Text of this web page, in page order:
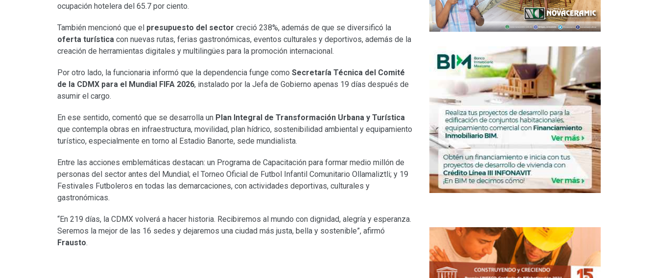
ocupación hotelera del 65.7 por ciento.
También mencionó que el presupuesto del sector creció 238%, además de que se diversificó la
oferta turística con nuevas rutas, ferias gastronómicas, eventos culturales y deportivos, además de la
creación de herramientas digitales y multilingües para la promoción internacional.
Por otro lado, la funcionaria informó que la dependencia funge como Secretaría Técnica del Comité
de la CDMX para el Mundial FIFA 2026, instalado por la Jefa de Gobierno apenas 19 días después de
asumir el cargo.
En ese sentido, comentó que se desarrolla un Plan Integral de Transformación Urbana y Turística
que contempla obras en infraestructura, movilidad, plan hídrico, sostenibilidad ambiental y equipamiento
turístico, especialmente en torno al Estadio Banorte, sede mundialista.
Entre las acciones emblemáticas destacan: un Programa de Capacitación para formar medio millón de
personas del sector antes del Mundial; el Torneo Oficial de Futbol Infantil Comunitario Ollamaliztli; y 19
Festivales Futboleros en todas las demarcaciones, con actividades deportivas, culturales y
gastronómicas.
“En 219 días, la CDMX volverá a hacer historia. Recibiremos al mundo con dignidad, alegría y esperanza.
Seremos la mejor de las 16 sedes y dejaremos una ciudad más justa, bella y sostenible”, afirmó
Frausto.